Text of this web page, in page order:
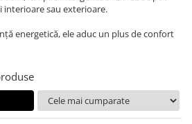
sau exterioare.
energetică, ele aduc un plus de confort